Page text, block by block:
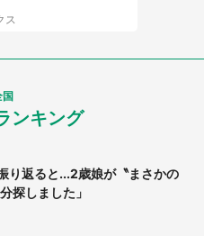
ス
国
ンキング
り返ると...2歳娘が〝まさかの
探しました」